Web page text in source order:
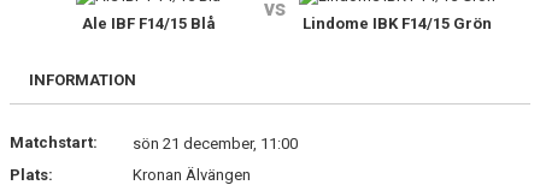
NYHETSARKIV
MEDLEMSKAP
Ale IBF F14/15 Blå
vs
Lindome IBK F14/15 Grön
INFORMATION
Matchstart:
sön 21 december, 11:00
Plats:
Kronan Älvängen